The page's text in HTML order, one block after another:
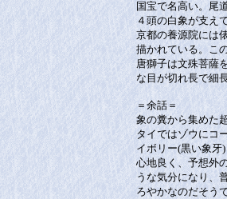
国宝で名高い。尾
４頭の白象が支え
京都の養源院には
描かれている。こ
唐獅子は文殊菩薩
な目が切れ長で細
＝余話＝
象の糞から集めた
タイではゾウにコ
イボリー(黒い象牙
心地良く、予想外
うな気分になり、
ろやかなのだそう